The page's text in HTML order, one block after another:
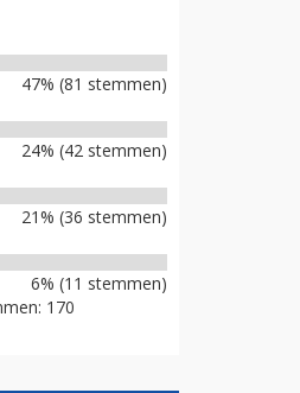
47% (81 stemmen)
24% (42 stemmen)
21% (36 stemmen)
6% (11 stemmen)
170